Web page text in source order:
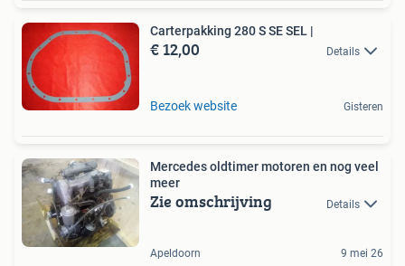
Carterpakking 280 S SE SEL |
€ 12,00 Details
Bezoek website Gisteren
Mercedes oldtimer motoren en nog veel
meer
Zie omschrijving Details
Apeldoorn 9 mei 26